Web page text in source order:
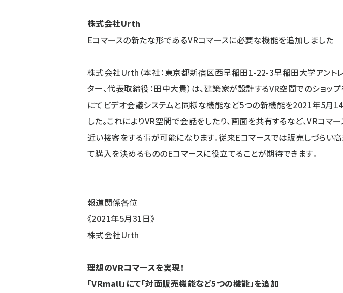
株式会社Urth
Eコマースの新たな形であるVRコマースに必要な機能を追加しました
株式会社Urth（本社：東京都新宿区西早稲田1-22-3早稲田大学アント
ター、代表取締役：田中大貴）は、建築家が設計するVR空間でのショップ
にてビデオ会議システムと同様な機能など5つの新機能を2021年5月14
した。これによりVR空間で会話をしたり、画面を共有するなど、VRコマ
近い接客をする事が可能になります。従来Eコマースでは販売しづらい
て購入を決めるもののEコマースに役立てることが期待できます。
報道関係各位
《2021年5月31日》
株式会社Urth
理想のVRコマースを実現！
「VRmall」にて「対面販売機能など5つの機能」を追加